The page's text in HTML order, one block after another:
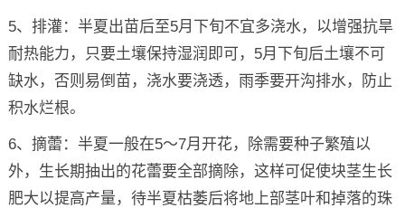
5、排灌：半夏出苗后至5月下旬不宜多浇水，以增强抗旱
耐热能力，只要土壤保持湿润即可，5月下旬后土壤不可
缺水，否则易倒苗，浇水要浇透，雨季要开沟排水，防止
积水烂根。
6、摘蕾：半夏一般在5～7月开花，除需要种子繁殖以
外，生长期抽出的花蕾要全部摘除，这样可促使块茎生长
肥大以提高产量，待半夏枯萎后将地上部茎叶和掉落的珠